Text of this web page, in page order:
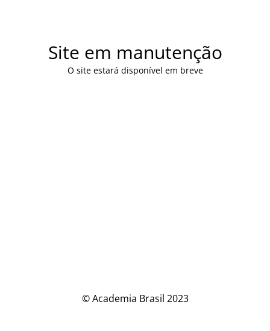
Site em manutenção
O site estará disponível em breve
© Academia Brasil 2023